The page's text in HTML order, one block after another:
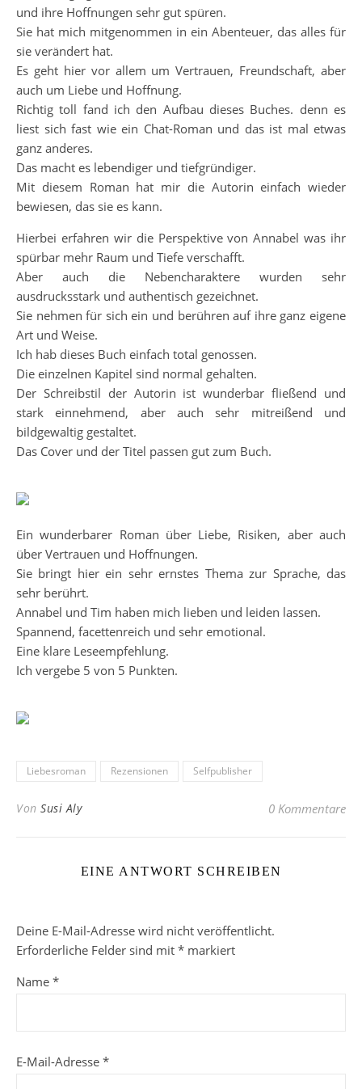
und ihre Hoffnungen sehr gut spüren.
Sie hat mich mitgenommen in ein Abenteuer, das alles für
sie verändert hat.
Es geht hier vor allem um Vertrauen, Freundschaft, aber
auch um Liebe und Hoffnung.
Richtig toll fand ich den Aufbau dieses Buches. denn es
liest sich fast wie ein Chat-Roman und das ist mal etwas
ganz anderes.
Das macht es lebendiger und tiefgründiger.
Mit diesem Roman hat mir die Autorin einfach wieder
bewiesen, das sie es kann.
Hierbei erfahren wir die Perspektive von Annabel was ihr
spürbar mehr Raum und Tiefe verschafft.
Aber auch die Nebencharaktere wurden sehr
ausdrucksstark und authentisch gezeichnet.
Sie nehmen für sich ein und berühren auf ihre ganz eigene
Art und Weise.
Ich hab dieses Buch einfach total genossen.
Die einzelnen Kapitel sind normal gehalten.
Der Schreibstil der Autorin ist wunderbar fließend und
stark einnehmend, aber auch sehr mitreißend und
bildgewaltig gestaltet.
Das Cover und der Titel passen gut zum Buch.
Ein wunderbarer Roman über Liebe, Risiken, aber auch
über Vertrauen und Hoffnungen.
Sie bringt hier ein sehr ernstes Thema zur Sprache, das
sehr berührt.
Annabel und Tim haben mich lieben und leiden lassen.
Spannend, facettenreich und sehr emotional.
Eine klare Leseempfehlung.
Ich vergebe 5 von 5 Punkten.
Liebesroman Rezensionen Selfpublisher
Von Susi Aly 0 Kommentare
EINE ANTWORT SCHREIBEN
Deine E-Mail-Adresse wird nicht veröffentlicht.
Erforderliche Felder sind mit * markiert
Name *
E-Mail-Adresse *